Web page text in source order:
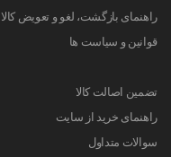
راهنمای بازگشت، لغو و تعویض کالا
قوانین و سیاست ها
تضمین اصالت کالا
راهنمای خرید از سایت
سوالات متداول